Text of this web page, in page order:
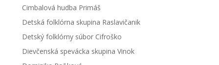
Cimbalová hudba Primáš
Detská folklórna skupina Raslavičanik
Detský folklórny súbor Cifroško
Dievčenská spevácka skupina Vinok